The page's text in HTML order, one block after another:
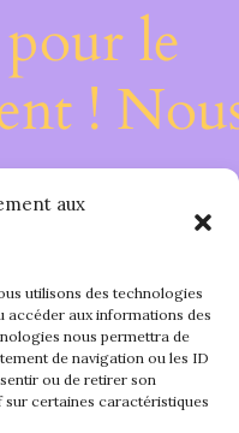
aux
utilisons des technologies
aux informations des
nous permettra de
de navigation ou les ID
ou de retirer son
certaines caractéristiques
le
!
sur
de
!